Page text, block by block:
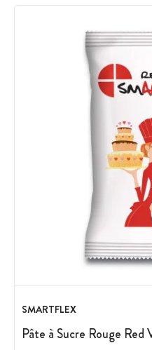
SMARTFLEX
Pâte à Sucre Rouge